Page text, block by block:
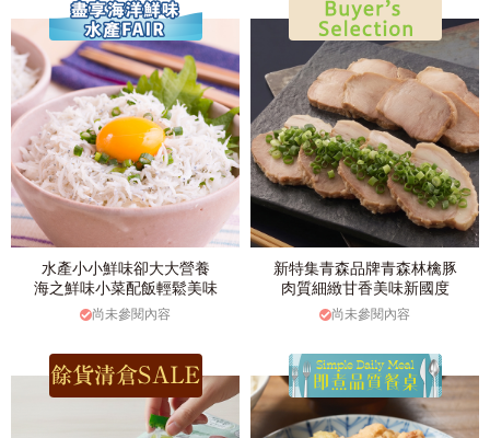
水產小小鮮味卻大大營養
海之鮮味小菜配飯輕鬆美味
尚未參閱內容
新特集青森品牌青森林檎豚
肉質細緻甘香美味新國度
尚未參閱內容